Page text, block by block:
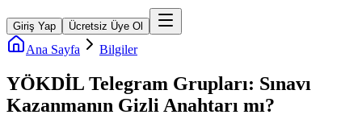
Giriş Yap Ücretsiz Üye Ol
Ana Sayfa Bilgiler
YÖKDİL Telegram Grupları: Sınavı
Kazanmanın Gizli Anahtarı mı?